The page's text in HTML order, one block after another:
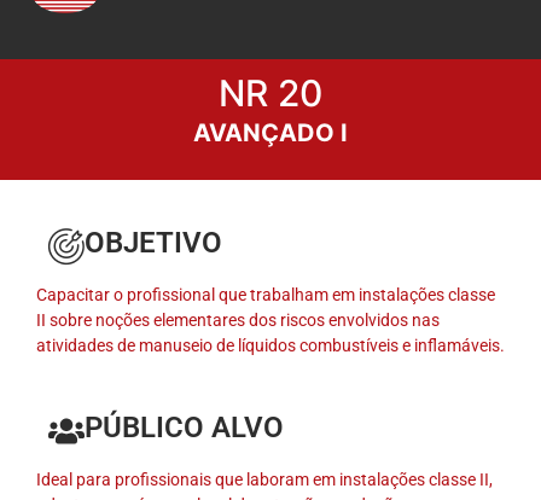
NR 20
AVANÇADO I
OBJETIVO
Capacitar o profissional que trabalham em instalações classe
II sobre noções elementares dos riscos envolvidos nas
atividades de manuseio de líquidos combustíveis e inflamáveis.
PÚBLICO ALVO
Ideal para profissionais que laboram em instalações classe II,